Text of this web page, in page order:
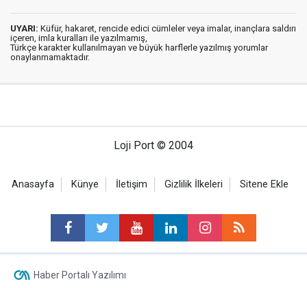
UYARI: Küfür, hakaret, rencide edici cümleler veya imalar, inançlara saldırı
içeren, imla kuralları ile yazılmamış,
Türkçe karakter kullanılmayan ve büyük harflerle yazılmış yorumlar
onaylanmamaktadır.
Loji Port © 2004
Anasayfa Künye İletişim Gizlilik İlkeleri Sitene Ekle
Haber Portalı Yazılımı